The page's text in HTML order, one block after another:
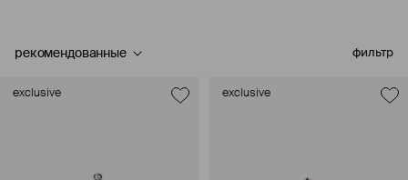
фильтр
рекомендованные
exclusive exclusive